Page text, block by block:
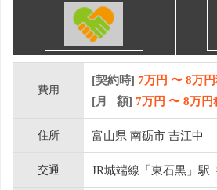
費用
[契約時] 7万円 〜 8万
[月 額] 7万円 〜 8万円
住所 富山県 南砺市 吉江中
交通 JR城端線「東石黒」駅